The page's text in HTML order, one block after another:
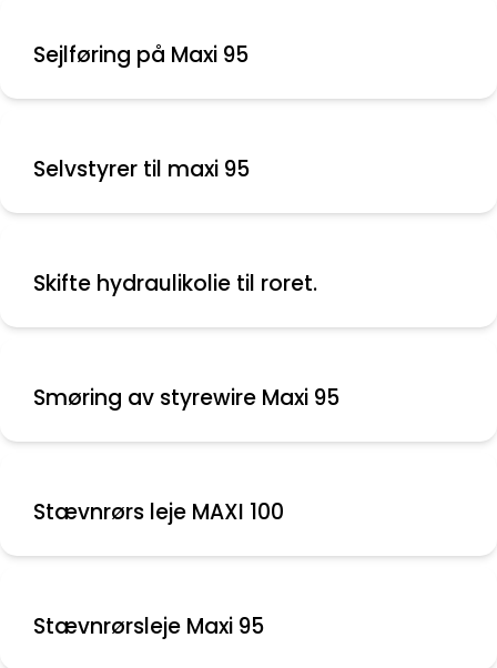
Sejlføring på Maxi 95
Selvstyrer til maxi 95
Skifte hydraulikolie til roret.
Smøring av styrewire Maxi 95
Stævnrørs leje MAXI 100
Stævnrørsleje Maxi 95